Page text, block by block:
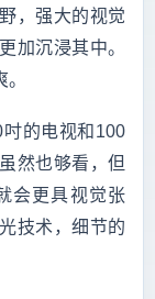
，强大的视觉
加沉浸其中。
的电视和100
然也够看，但
会更具视觉张
技术，细节的